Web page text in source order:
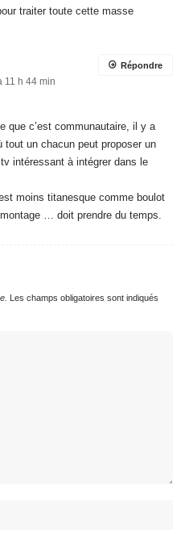
traiter toute cette masse
11 h 44 min
que c’est communautaire, il y a
tout un chacun peut proposer un
intéressant à intégrer dans le
moins titanesque comme boulot
… doit prendre du temps.
Répondre
Les champs obligatoires sont indiqués